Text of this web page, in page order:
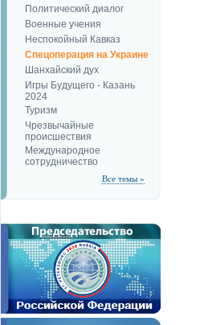
Политический диалог
Военные учения
Неспокойный Кавказ
Спецоперация на Украине
Шанхайский дух
Игры Будущего - Казань
2024
Туризм
Чрезвычайные
происшествия
Международное
сотрудничество
Все темы »